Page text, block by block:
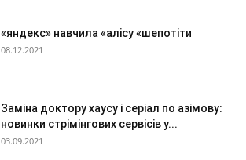
«яндекс» навчила «алісу «шепотіти
08.12.2021
Заміна доктору хаусу і серіал по азімову:
новинки стрімінгових сервісів у...
03.09.2021